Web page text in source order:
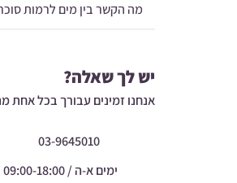
מה הקשר בין מים לרמות
יש לך שאלה?
אנחנו זמינים עבורך בכל אחת
03-9645010
ימים א-ה / 09:00-18:00